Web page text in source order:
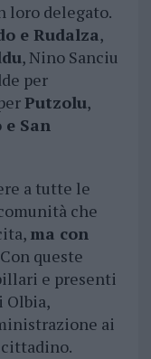
loro delegato.
e Rudalza,
, Nino Sanciu
per
Putzolu,
San
a tutte le
che
ma con
queste
e presenti
ai